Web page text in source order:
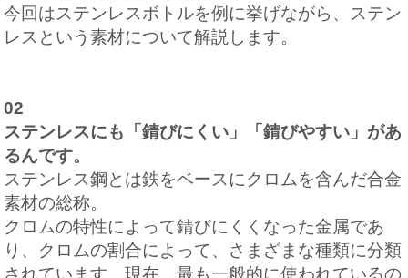
今回はステンレスボトルを例に挙げながら、ステン
レスという素材について解説します。
02
ステンレスにも「錆びにくい」「錆びやすい」があ
るんです。
ステンレス鋼とは鉄をベースにクロムを含んだ合金
素材の総称。
クロムの特性によって錆びにくくなった金属であ
り、クロムの割合によって、さまざまな種類に分類
されています。現在、最も一般的に使われているの